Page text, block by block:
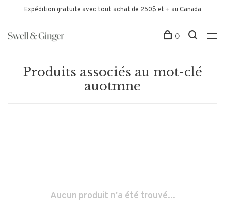
Expédition gratuite avec tout achat de 250$ et + au Canada
0
Produits associés au mot-clé
auotmne
Aucun produit n'a été trouvé...